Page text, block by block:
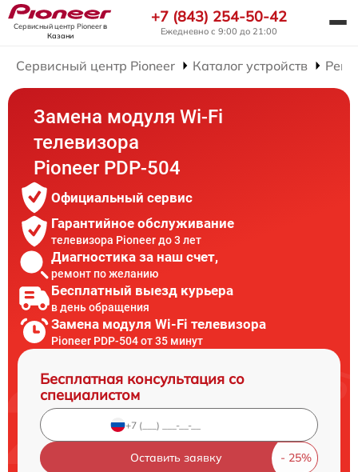
Сервисный центр Pioneerв
Казани
+7 (843) 254-50-42
Ежедневно с 9:00 до 21:00
Сервисный центр Pioneer Каталог устройств
Замена модуля Wi-Fi
телевизора
Pioneer PDP-504
Официальный сервис
Гарантийное обслуживание
телевизора Pioneer до 3 лет
Диагностика за наш счет,
ремонт по желанию
Бесплатный выезд курьера
в день обращения
Замена модуля Wi-Fi телевизора
Pioneer PDP-504 от 35 минут
Бесплатная консультация со
специалистом
Оставить заявку